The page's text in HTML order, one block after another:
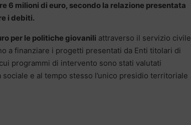
6 milioni di euro, secondo la relazione presentata
i debiti.
per le politiche giovanili attraverso il servizio civile
a finanziare i progetti presentati da Enti titolari di
programmi di intervento sono stati valutati
e al tempo stesso l’unico presidio territoriale